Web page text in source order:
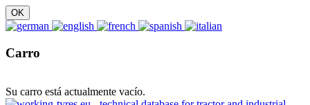
Carro
Su carro está actualmente vacío.